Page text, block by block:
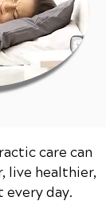
care can
live healthier,
every day.